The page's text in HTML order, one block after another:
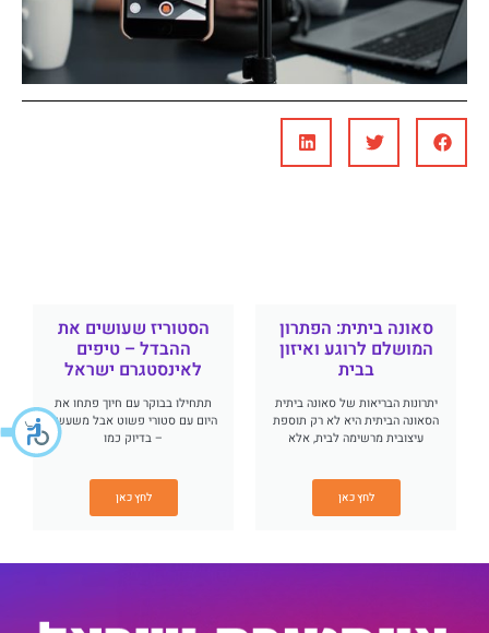
סאונה ביתית: הפתרון
המושלם לרוגע ואיזון
בבית
יתרונות הבריאות של סאונה ביתית
הסאונה הביתית היא לא רק תוספת
עיצובית מרשימה לבית, אלא
לחץ כאן
הסטוריז שעושים את
ההבדל – טיפים
לאינסטגרם ישראל
תתחילו בבוקר עם חיוך פתחו את
היום עם סטורי פשוט אבל משעשע
– בדיוק כמו
לחץ כאן